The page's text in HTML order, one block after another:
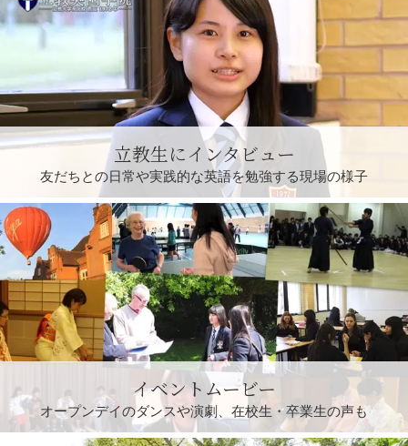
立教生にインタビュー
友だちとの日常や実践的な英語を勉強する現場の様子
イベントムービー
オープンデイのダンスや演劇、在校生・卒業生の声も